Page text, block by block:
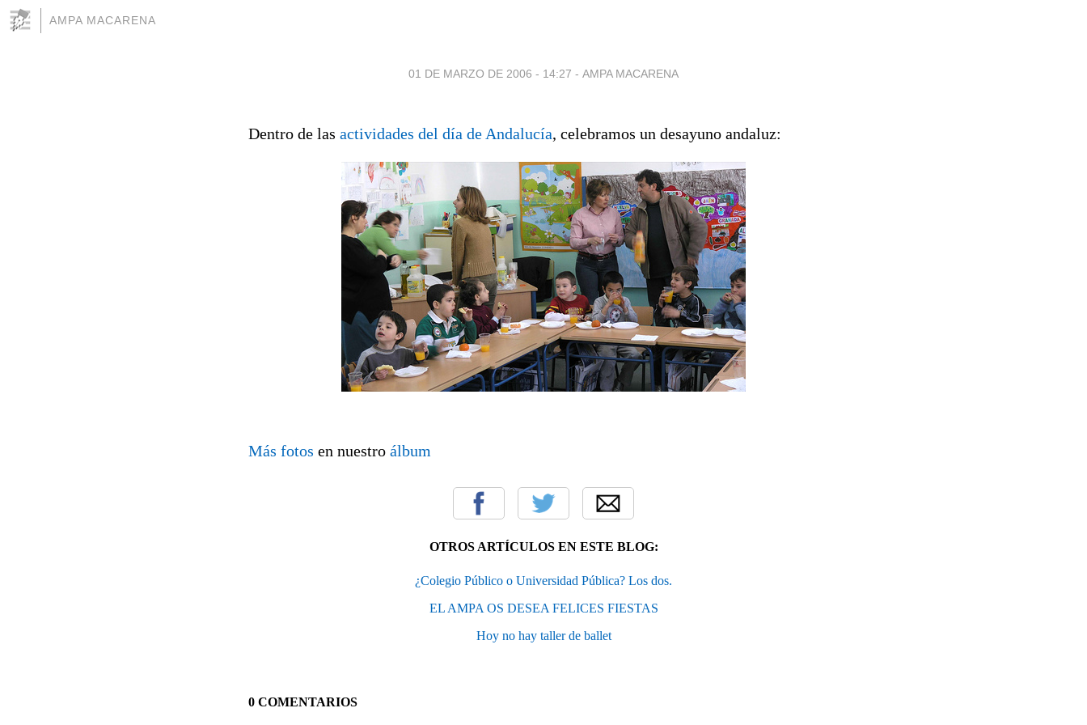
AMPA MACARENA
01 DE MARZO DE 2006 - 14:27 - AMPA MACARENA
Dentro de las actividades del día de Andalucía, celebramos un desayuno andaluz:
Más fotos en nuestro álbum
OTROS ARTÍCULOS EN ESTE BLOG:
¿Colegio Público o Universidad Pública? Los dos.
EL AMPA OS DESEA FELICES FIESTAS
Hoy no hay taller de ballet
0 COMENTARIOS